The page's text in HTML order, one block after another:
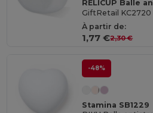
RELICUP Balle
GiftRetail KC2720
À partir de:
1,77 €2,30 €
-48%
Stamina SB1229